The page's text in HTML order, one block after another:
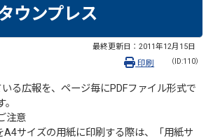
ウンプレス
最終更新日： 2011年12月15日
（ID:110）
印刷
る広報を、ページ毎にPDFファイル形式で
注意
A4サイズの用紙に印刷する際は、「用紙サ